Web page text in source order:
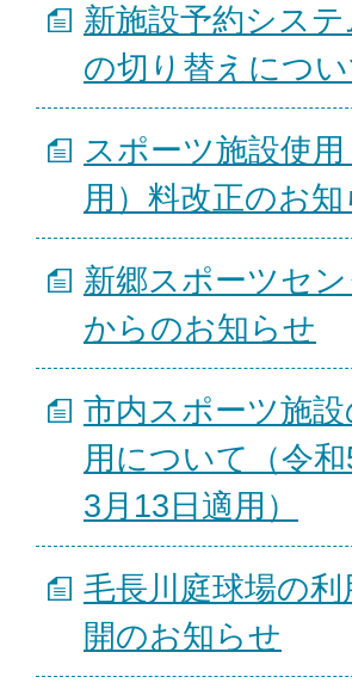
新施設予約シス
の切り替えについ
スポーツ施設使用
用）料改正のお知
新郷スポーツセ
からのお知らせ
市内スポーツ施設
用について（令
3月13日適用）
毛長川庭球場の利
開のお知らせ